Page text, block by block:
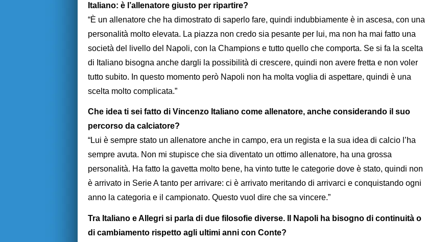
Italiano: è l’allenatore giusto per ripartire?
“È un allenatore che ha dimostrato di saperlo fare, quindi indubbiamente è in ascesa, con una
personalità molto elevata. La piazza non credo sia pesante per lui, ma non ha mai fatto una
società del livello del Napoli, con la Champions e tutto quello che comporta. Se si fa la scelta
di Italiano bisogna anche dargli la possibilità di crescere, quindi non avere fretta e non voler
tutto subito. In questo momento però Napoli non ha molta voglia di aspettare, quindi è una
scelta molto complicata.”
Che idea ti sei fatto di Vincenzo Italiano come allenatore, anche considerando il suo
percorso da calciatore?
“Lui è sempre stato un allenatore anche in campo, era un regista e la sua idea di calcio l’ha
sempre avuta. Non mi stupisce che sia diventato un ottimo allenatore, ha una grossa
personalità. Ha fatto la gavetta molto bene, ha vinto tutte le categorie dove è stato, quindi non
è arrivato in Serie A tanto per arrivare: ci è arrivato meritando di arrivarci e conquistando ogni
anno la categoria e il campionato. Questo vuol dire che sa vincere.”
Tra Italiano e Allegri si parla di due filosofie diverse. Il Napoli ha bisogno di continuità o
di cambiamento rispetto agli ultimi anni con Conte?